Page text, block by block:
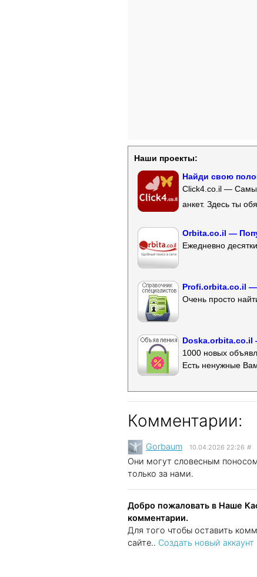
Наши проекты:
Найди свою
Click4.co.il —
анкет. Здесь ты
Orbita.co.il —
Ежедневно
Profi.orbita.co.il —
Очень просто
Doska.orbita.co.il
1000 новых
Есть ненужные
Комментарии:
Gorbaum 10.04.2026 22:26 #
Они могут словесным
только за нами.
Добро пожаловать в Наше
комментарии.
Для того чтобы оставить
сайте.. Создать новый аккаунт